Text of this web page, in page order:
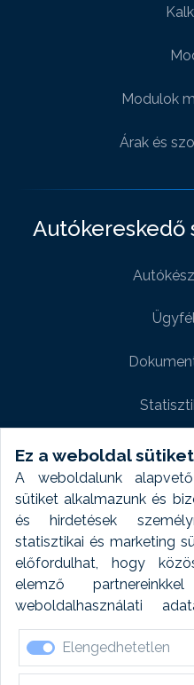
Ez a weboldal
A weboldalunk
sütiket alkalmazunk és
és hirdetések
statisztikai és marketing
előfordulhat, hogy
elemző
weboldalhasználati
forrásokból gyűjtött
elfogadásával
ezen adatokat 6 hónap
Elengedhetetlen
Modulok
Árak és
Autókereskedő